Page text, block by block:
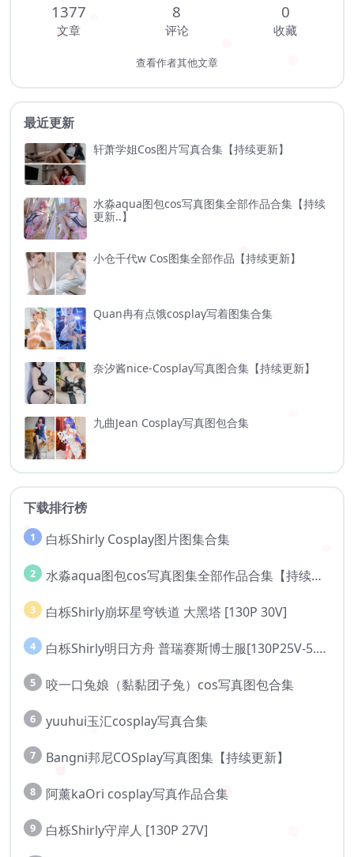
1377
文章
8
评论
0
收藏
查看作者其他文章
最近更新
轩萧学姐Cos图片写真合集【持续更新】
水淼aqua图包cos写真图集全部作品合集【持续
更新..】
小仓千代w Cos图集全部作品【持续更新】
Quan冉有点饿cosplay写着图集合集
奈汐酱nice-Cosplay写真图合集【持续更新】
九曲Jean Cosplay写真图包合集
下载排行榜
1 白栎Shirly Cosplay图片图集合集
2 水淼aqua图包cos写真图集全部作品合集【持续更新..】
3 白栎Shirly崩坏星穹铁道 大黑塔 [130P 30V]
4 白栎Shirly明日方舟 普瑞赛斯博士服[130P25V-5.76G]
5 咬一口兔娘（黏黏团子兔）cos写真图包合集
6 yuuhui玉汇cosplay写真合集
7 Bangni邦尼COSplay写真图集【持续更新】
8 阿薰kaOri cosplay写真作品合集
9 白栎Shirly守岸人 [130P 27V]